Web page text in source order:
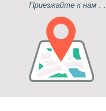
Приезжайте к нам .